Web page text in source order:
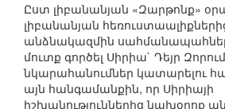
Ըստ լիբանանյան «Զարթոնք»
լիբանանյան
անձնակազմին
մուտք գործել Սիրիա` Դեյր Զորում
նկարահանումներ կատարելու
այն հանգամանքին, որ Սիրիայի
իշխանություններից նախօրոք